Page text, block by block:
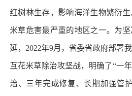
红树林生存，影响海洋生物繁衍
米草危害最严重的地区之一。为
延，2022年9月，省委省政府部署
互花米草除治攻坚战，明确了“一
治、三年完成修复、长期加强管